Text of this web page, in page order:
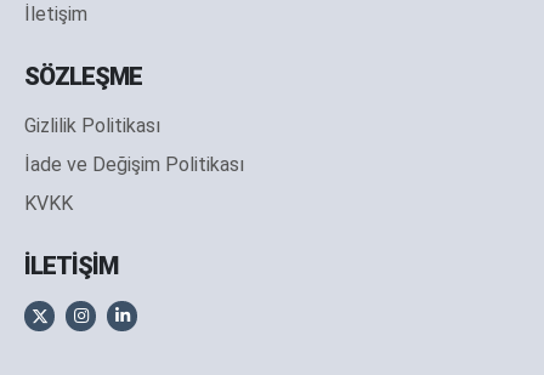
İletişim
SÖZLEŞME
Gizlilik Politikası
İade ve Değişim Politikası
KVKK
İLETİŞİM